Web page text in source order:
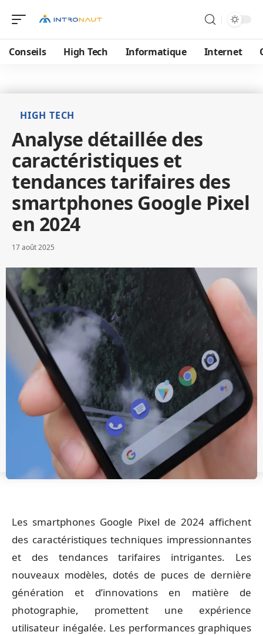
Conseils High Tech Informatique Internet
HIGH TECH
Analyse détaillée des
caractéristiques et
tendances tarifaires des
smartphones Google Pixel
en 2024
17 août 2025
Les smartphones Google Pixel de 2024 affichent
des caractéristiques techniques impressionnantes
et des tendances tarifaires intrigantes. Les
nouveaux modèles, dotés de puces de dernière
génération et d’innovations en matière de
photographie, promettent une expérience
utilisateur inégalée. Les performances graphiques